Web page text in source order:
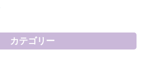
カテゴリー